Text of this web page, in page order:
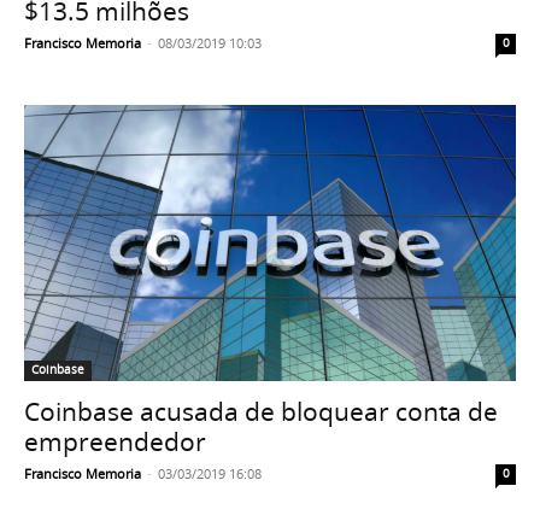
$13.5 milhões
Francisco Memoria - 08/03/2019 10:03 0
Coinbase
Coinbase acusada de bloquear conta de
empreendedor
Francisco Memoria - 03/03/2019 16:08 0